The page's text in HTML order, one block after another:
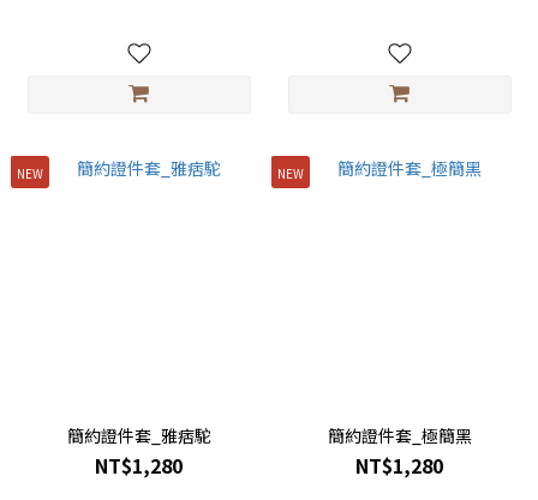
NEW
簡約證件套_雅痞駝
NT$1,280
NEW
簡約證件套_極簡黑
NT$1,280